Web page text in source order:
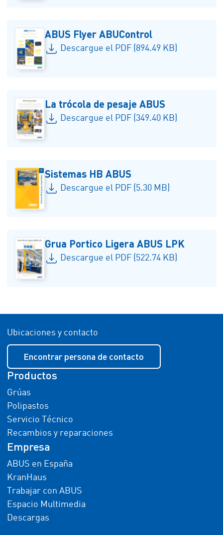
ABUS Flyer ABUControl
Descargue el PDF (894.49 KB)
La trócola de pesaje ABUS
Descargue el PDF (349.40 KB)
Sistemas HB ABUS
Descargue el PDF (5.30 MB)
Grua Portico Ligera ABUS LPK
Descargue el PDF (522.74 KB)
Ubicaciones y contacto
Encontrar persona de contacto
Productos
Grúas
Polipastos
Servicio Técnico
Recambios y reparaciones
Empresa
ABUS en España
KranHaus
Trabajar con ABUS
Espacio Multimedia
Descargas